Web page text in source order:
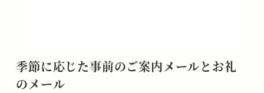
季節に応じた事前のご案内メールとお礼
のメール